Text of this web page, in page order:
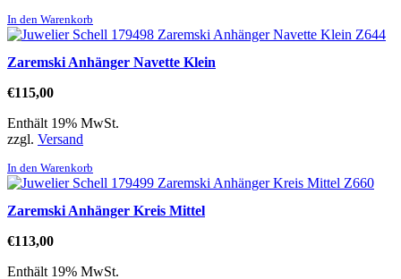
In den Warenkorb
Zaremski Anhänger Navette Klein
€115,00
Enthält 19% MwSt.
zzgl. Versand
In den Warenkorb
Zaremski Anhänger Kreis Mittel
€113,00
Enthält 19% MwSt.